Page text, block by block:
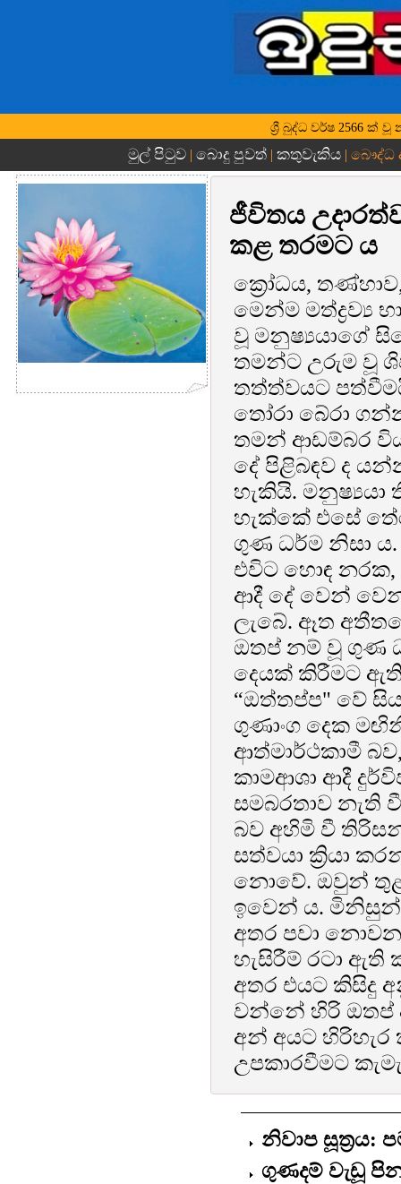
ශ්‍රී බුද්ධ වර්ෂ 2566 ක් වූ
මුල් පිටුව | බොදු පුවත් | කතුවැකිය | බෞද්ධ
ජීවිතය
කළ තරමට ය
ක්‍රෝධය,
මෙන්ම මත්ද්‍රව්‍ය
වූ මනුෂ්‍යයාගේ
තමන්ට උරුම වූ
තත්ත්වයට
තෝරා බේරා
තමන් ආඩම්බර
දේ පිළිබඳව ද
හැකියි.
හැක්කේ එසේ
ගුණ ධර්ම නිසා
එවිට හොඳ නරක,
ආදී දේ වෙන්
ලැබේ. ඈත
ඔතප් නම් වූ ගුණ
දෙයක් කිරීමට ඇති
“ඔත්තප්ප" වේ
ගුණාංග දෙක
ආත්මාර්ථකාමී
කාමආශා ආදී
සමබරතාව නැති
බව අහිමි වී
සත්වයා ක්‍රියා
නොවේ. ඔවුන්
ඉවෙන් ය.
අතර පවා
හැසිරීම් රටා
අතර එයට කිසිදු
වන්නේ හිරි ඔතප්
අන් අයට
උපකාරවීමට
නිවාප සූත්‍රය:
ගුණදම් වැඩූ